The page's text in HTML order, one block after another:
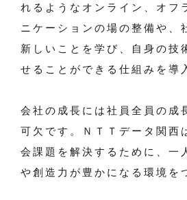
れるようなオンライン、オフ
ニケーションの場の整備や、
新しいことを学び、自身の技
せることができる仕組みを導
会社の成長には社員全員の成
可欠です。ＮＴＴデータ関西
会課題を解決するために、一
や創造力が豊かになる環境を